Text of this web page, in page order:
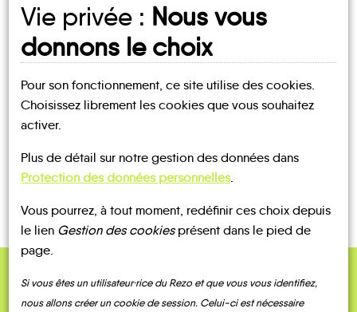
UN AVIS, UN TÉMOIGNAGE
À PARTAGER ?
CONTACTEZ-NOUS !
Vie privée : Nous vous
donnons le choix
Pour son fonctionnement, ce site utilise des cookies.
Choisissez librement les cookies que vous souhaitez
activer.
Plus de détail sur notre gestion des données dans
Protection des données personnelles.
Vous pourrez, à tout moment, redéfinir ces choix depuis
le lien Gestion des cookiesprésent dans le pied de
page.
Si vous êtes un utilisateur·rice du Rezo et que vous vous identifiez,
nous allons créer un cookie de session. Celui-ci est nécessaire